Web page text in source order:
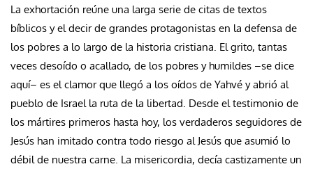
La exhortación reúne una larga serie de citas de textos
bíblicos y el decir de grandes protagonistas en la defensa de
los pobres a lo largo de la historia cristiana. El grito, tantas
veces desoído o acallado, de los pobres y humildes –se dice
aquí– es el clamor que llegó a los oídos de Yahvé y abrió al
pueblo de Israel la ruta de la libertad. Desde el testimonio de
los mártires primeros hasta hoy, los verdaderos seguidores de
Jesús han imitado contra todo riesgo al Jesús que asumió lo
débil de nuestra carne. La misericordia, decía castizamente un